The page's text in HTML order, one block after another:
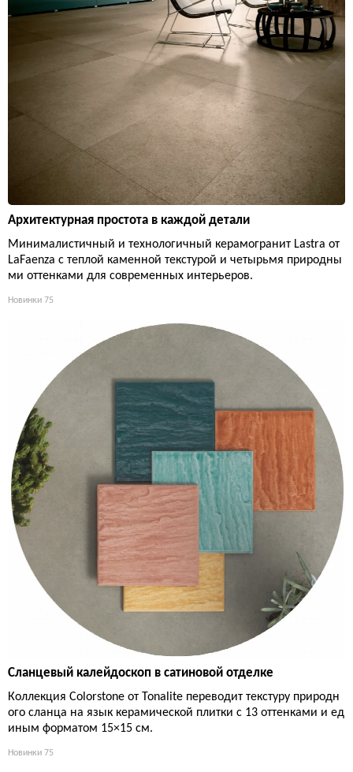
Архитектурная простота в каждой детали
Минималистичный и технологичный керамогранит Lastra от
LaFaenza с теплой каменной текстурой и четырьмя природны
ми оттенками для современных интерьеров.
Новинки 75
Сланцевый калейдоскоп в сатиновой отделке
Коллекция Colorstone от Tonalite переводит текстуру природн
ого сланца на язык керамической плитки с 13 оттенками и ед
иным форматом 15×15 см.
Новинки 75